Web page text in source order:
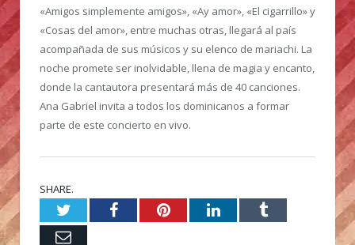
«Amigos simplemente amigos», «Ay amor», «El cigarrillo» y
«Cosas del amor», entre muchas otras, llegará al país
acompañada de sus músicos y su elenco de mariachi. La
noche promete ser inolvidable, llena de magia y encanto,
donde la cantautora presentará más de 40 canciones.
Ana Gabriel invita a todos los dominicanos a formar
parte de este concierto en vivo.
SHARE.
TwitterFacebookPinterestLinkedInTumblr
Email